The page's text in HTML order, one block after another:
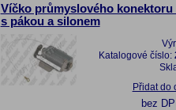
Víčko průmyslového konektoru
s pákou a silonem
Katalogové číslo:
Přidat do
bez